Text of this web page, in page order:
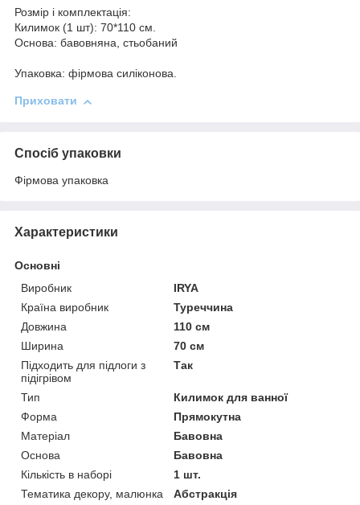
Розмір і комплектація:
Килимок (1 шт): 70*110 см.
Основа: бавовняна, стьобаний
Упаковка: фірмова силіконова.
Приховати
Спосіб упаковки
Фірмова упаковка
Характеристики
Основні
Виробник
IRYA
Країна виробник
Туреччина
Довжина
110 см
Ширина
70 см
Підходить для підлоги з
підігрівом
Так
Тип
Килимок для ванної
Форма
Прямокутна
Матеріал
Бавовна
Основа
Бавовна
Кількість в наборі
1 шт.
Тематика декору, малюнка
Абстракція